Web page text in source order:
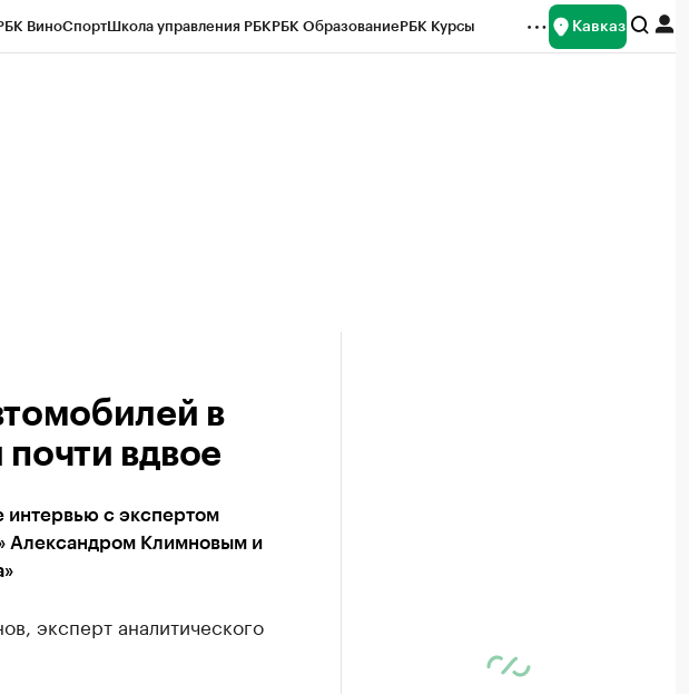
ВиноСпортШкола управления РБКРБК ОбразованиеРБК Курсы Кавказ
в
вдвое
с экспертом
Александром Климновым и
эксперт аналитического